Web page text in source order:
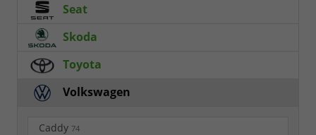
Seat
Skoda
Toyota
Volkswagen
Caddy 74